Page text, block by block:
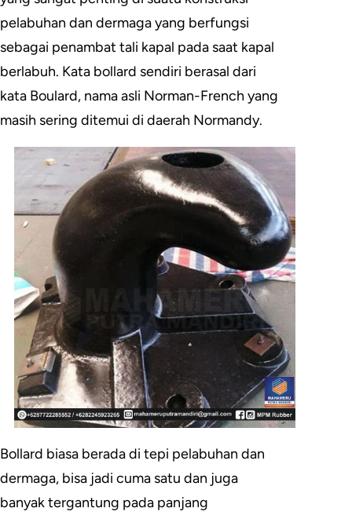
pelabuhan dan dermaga yang berfungsi
sebagai penambat tali kapal pada saat kapal
berlabuh. Kata bollard sendiri berasal dari
kata Boulard, nama asli Norman-French yang
masih sering ditemui di daerah Normandy.
Bollard biasa berada di tepi pelabuhan dan
dermaga, bisa jadi cuma satu dan juga
banyak tergantung pada panjang